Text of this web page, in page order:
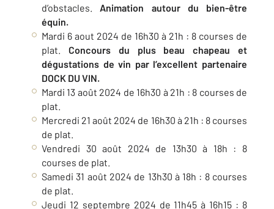
d’obstacles. Animation autour du bien-être
équin.
Mardi 6 aout 2024 de 16h30 à 21h : 8 courses de
plat. Concours du plus beau chapeau et
dégustations de vin par l’excellent partenaire
DOCK DU VIN.
Mardi 13 août 2024 de 16h30 à 21h : 8 courses de
plat.
Mercredi 21 août 2024 de 16h30 à 21h : 8 courses
de plat.
Vendredi 30 août 2024 de 13h30 à 18h : 8
courses de plat.
Samedi 31 août 2024 de 13h30 à 18h : 8 courses
de plat.
Jeudi 12 septembre 2024 de 11h45 à 16h15 : 8